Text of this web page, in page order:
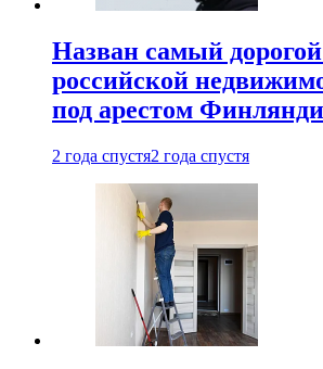
Назван самый
российской
под арестом
2 года спустя2 года спустя